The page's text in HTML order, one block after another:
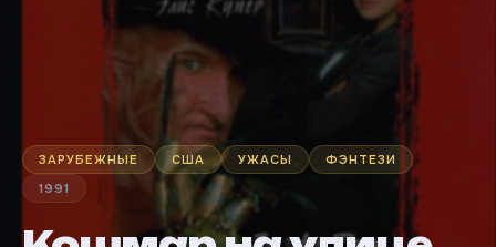
ЗАРУБЕЖНЫЕ США УЖАСЫ
ФЭНТЕЗИ
1991